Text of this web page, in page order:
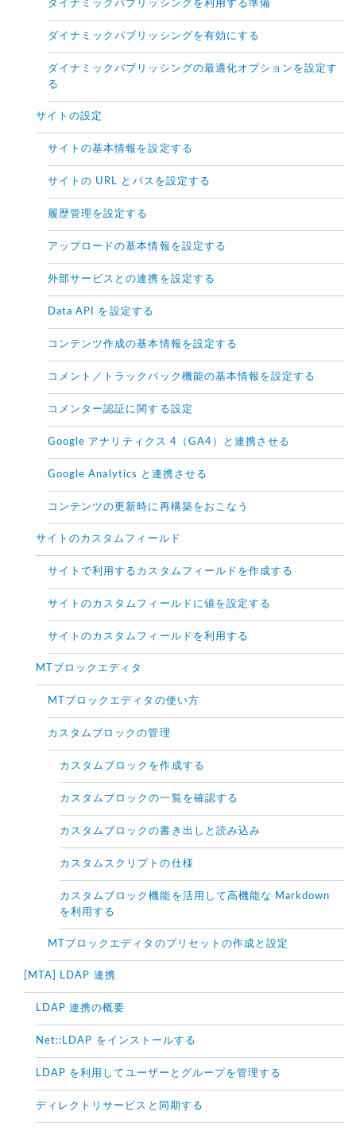
ダイナミックパブリッシングを利用する準備
ダイナミックパブリッシングを有効にする
ダイナミックパブリッシングの最適化オプションを設定す
る
サイトの設定
サイトの基本情報を設定する
サイトの URL とパスを設定する
履歴管理を設定する
アップロードの基本情報を設定する
外部サービスとの連携を設定する
Data API を設定する
コンテンツ作成の基本情報を設定する
コメント／トラックバック機能の基本情報を設定する
コメンター認証に関する設定
Google アナリティクス 4（GA4）と連携させる
Google Analytics と連携させる
コンテンツの更新時に再構築をおこなう
サイトのカスタムフィールド
サイトで利用するカスタムフィールドを作成する
サイトのカスタムフィールドに値を設定する
サイトのカスタムフィールドを利用する
MTブロックエディタ
MTブロックエディタの使い方
カスタムブロックの管理
カスタムブロックを作成する
カスタムブロックの一覧を確認する
カスタムブロックの書き出しと読み込み
カスタムスクリプトの仕様
カスタムブロック機能を活用して高機能な Markdown
を利用する
MTブロックエディタのプリセットの作成と設定
[MTA] LDAP 連携
LDAP 連携の概要
Net::LDAP をインストールする
LDAP を利用してユーザーとグループを管理する
ディレクトリサービスと同期する